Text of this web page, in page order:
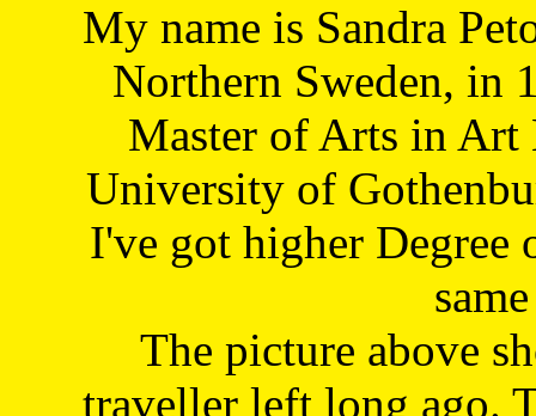
My name is Sandra
Northern Sweden, in
Master of Arts in Art
University of
I've got higher Degree
The picture above
traveller left long ago.